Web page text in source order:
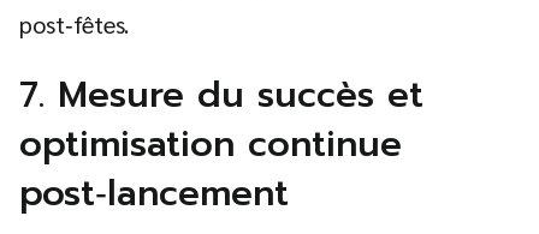
post‑fêtes.
7. Mesure du succès et
optimisation continue
post‑lancement